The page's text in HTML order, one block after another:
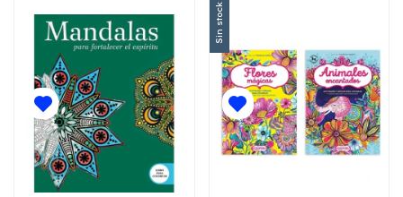
Sin stock